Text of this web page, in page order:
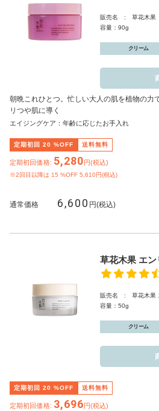
販売名 : 草花木果
容量：90g
クリーム
朝晩これひとつ。忙しい大人の肌を植物の力
リつや肌に導く
エイジングケア：年齢に応じたお手入れ
定期初回 20 %OFF 送料無料
定期初回価格: 5,280円(税込)
※2回目以降は 15 %OFF 5,610円(税込)
通常価格 6,600 円(税込)
草花木果 エ
販売名 : 草花木果
容量：50g
クリーム
定期初回 20 %OFF 送料無料
定期初回価格: 3,696円(税込)